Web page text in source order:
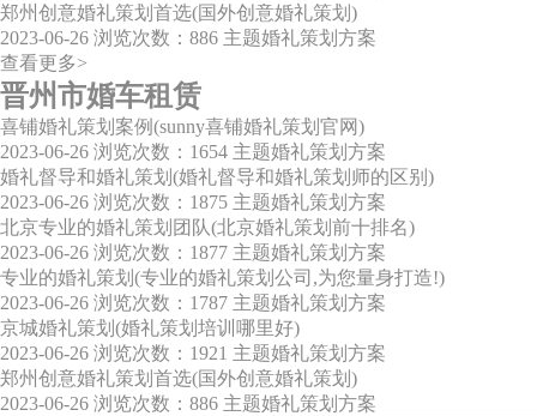
郑州创意婚礼策划首选(国外创意婚礼策划)
2023-06-26 浏览次数：886 主题婚礼策划方案
查看更多>
晋州市婚车租赁
喜铺婚礼策划案例(sunny喜铺婚礼策划官网)
2023-06-26 浏览次数：1654 主题婚礼策划方案
婚礼督导和婚礼策划(婚礼督导和婚礼策划师的区别)
2023-06-26 浏览次数：1875 主题婚礼策划方案
北京专业的婚礼策划团队(北京婚礼策划前十排名)
2023-06-26 浏览次数：1877 主题婚礼策划方案
专业的婚礼策划(专业的婚礼策划公司,为您量身打造!)
2023-06-26 浏览次数：1787 主题婚礼策划方案
京城婚礼策划(婚礼策划培训哪里好)
2023-06-26 浏览次数：1921 主题婚礼策划方案
郑州创意婚礼策划首选(国外创意婚礼策划)
2023-06-26 浏览次数：886 主题婚礼策划方案